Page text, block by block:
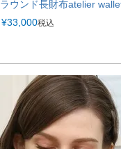
ラウンド長財布atelier
¥33,000税込